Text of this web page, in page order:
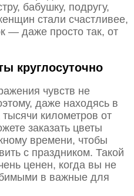
бабушку, подругу,
стали счастливее,
— даже просто так, от
круглосуточно
чувств не
даже находясь в
километров от
заказать цветы
времени, чтобы
с праздником. Такой
ценен, когда вы не
в важные для